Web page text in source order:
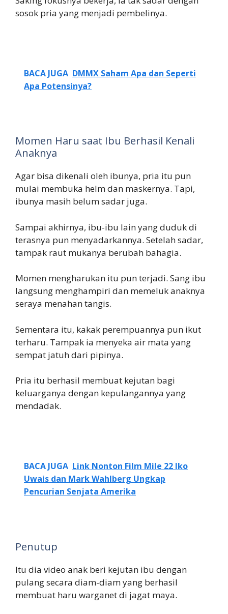
sosok pria yang menjadi pembelinya.
BACA JUGA DMMX Saham Apa dan Seperti
Apa Potensinya?
Momen Haru saat Ibu Berhasil Kenali
Anaknya
Agar bisa dikenali oleh ibunya, pria itu pun
mulai membuka helm dan maskernya. Tapi,
ibunya masih belum sadar juga.
Sampai akhirnya, ibu-ibu lain yang duduk di
terasnya pun menyadarkannya. Setelah sadar,
tampak raut mukanya berubah bahagia.
Momen mengharukan itu pun terjadi. Sang ibu
langsung menghampiri dan memeluk anaknya
seraya menahan tangis.
Sementara itu, kakak perempuannya pun ikut
terharu. Tampak ia menyeka air mata yang
sempat jatuh dari pipinya.
Pria itu berhasil membuat kejutan bagi
keluarganya dengan kepulangannya yang
mendadak.
BACA JUGA Link Nonton Film Mile 22 Iko
Uwais dan Mark Wahlberg Ungkap
Pencurian Senjata Amerika
Penutup
Itu dia video anak beri kejutan ibu dengan
pulang secara diam-diam yang berhasil
membuat haru warganet di jagat maya.